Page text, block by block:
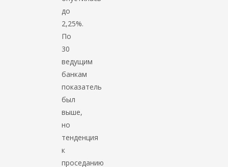
до
2,25%.
По
30
ведущим
банкам
показатель
был
выше,
но
тенденция
к
проседанию